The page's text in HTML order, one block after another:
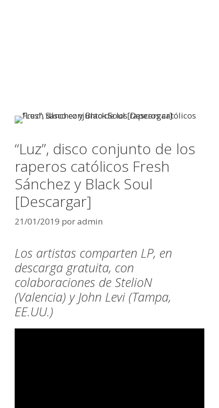
“Luz”, disco conjunto de los
raperos católicos Fresh
Sánchez y Black Soul
[Descargar]
21/01/2019 poradmin
Los artistas comparten LP, en
descarga gratuita, con
colaboraciones de StelioN
(Valencia) y John Levi (Tampa,
EE.UU.)